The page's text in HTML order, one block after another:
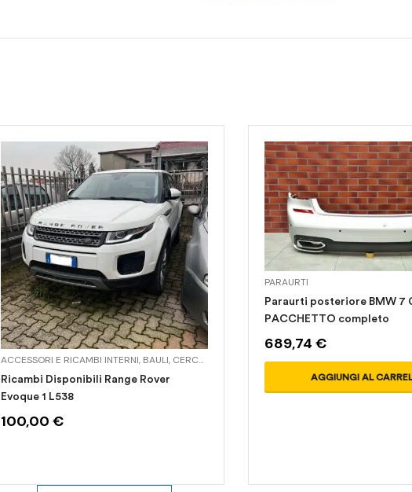
ACCESSORI E RICAMBI INTERNI, BAULI, CERCHI IN LEGA FANALI,IMPIANTO FRENANTE,INTERNI
Ricambi Disponibili Range Rover
Evoque 1 L538
100,00 €
PARAURTI
Paraurti posteriore BMW 7
PACCHETTO completo
689,74 €
AGGIUNGI AL